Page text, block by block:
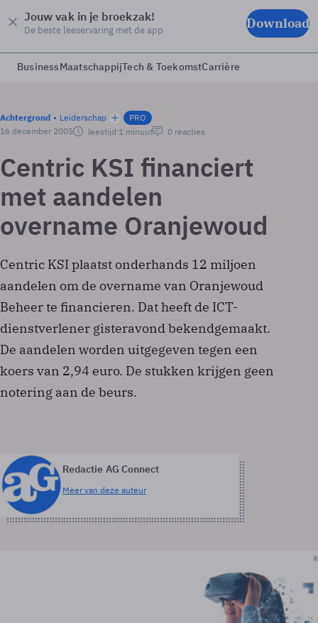
Jouw vak in je broekzak!
De beste leeservaring met de app Download
BusinessMaatschappijTech & ToekomstCarrière
Achtergrond Leiderschap
PRO
16 december 2005
leestijd 1 minuut 0 reacties
Centric KSI financiert
met aandelen
overname Oranjewoud
Centric KSI plaatst onderhands 12 miljoen
aandelen om de overname van Oranjewoud
Beheer te financieren. Dat heeft de ICT-
dienstverlener gisteravond bekendgemaakt.
De aandelen worden uitgegeven tegen een
koers van 2,94 euro. De stukken krijgen geen
notering aan de beurs.
Redactie AG Connect
Meer van deze auteur